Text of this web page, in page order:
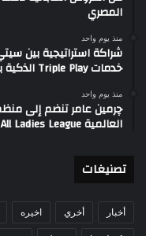
المصري
منذ يوم واحد
شراكة استراتيجية بين
خدمات Triple Play الذكية بمشروع داون تاون بالعلمين الجديدة
منذ يوم واحد
العالمية All Ladies League عن الإعلام الرقمي والتجارة الإلكترونية
تصنيغات
أخبار أخري اخيره